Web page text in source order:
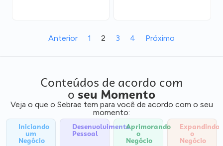
Anterior 1 2 3 4 Próximo
Conteúdos de acordo com
o seu Momento
Veja o que o Sebrae tem para você de acordo com o seu
momento:
Iniciando
um
Negócio
Desenvolvimento
Pessoal
Aprimorando
o
Negócio
Expandindo
o
Negócio